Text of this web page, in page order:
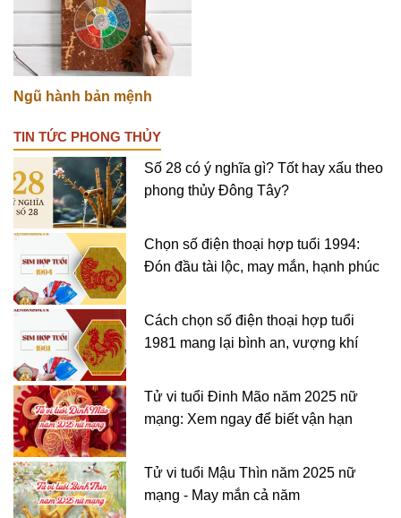
Ngũ hành bản mệnh
TIN TỨC PHONG THỦY
Số 28 có ý nghĩa gì? Tốt hay xấu theo
phong thủy Đông Tây?
Chọn số điện thoại hợp tuổi 1994:
Đón đầu tài lộc, may mắn, hạnh phúc
Cách chọn số điện thoại hợp tuổi
1981 mang lại bình an, vượng khí
Tử vi tuổi Đinh Mão năm 2025 nữ
mạng: Xem ngay để biết vận hạn
Tử vi tuổi Mậu Thìn năm 2025 nữ
mạng - May mắn cả năm